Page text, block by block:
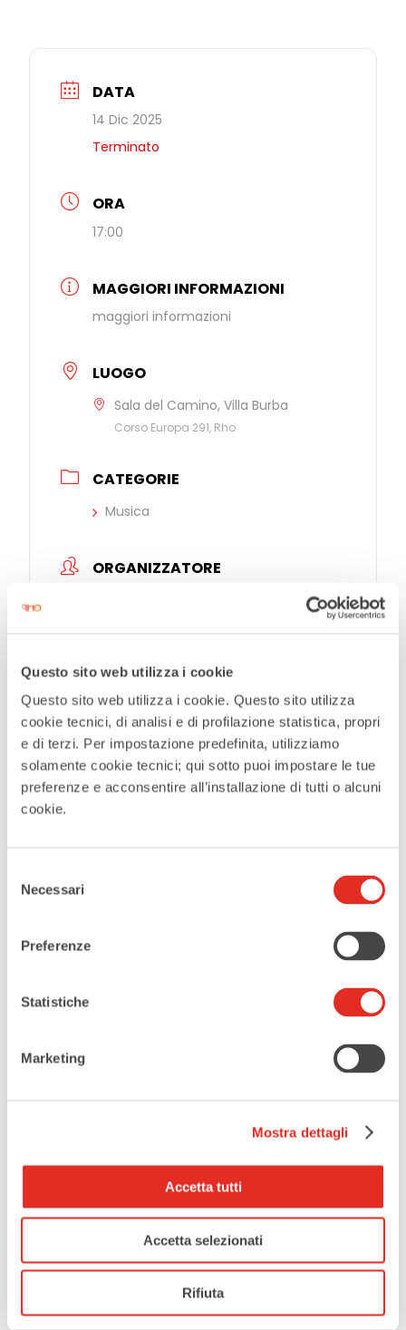
Questo sito web utilizza i cookie
Questo sito web utilizza i cookie. Questo sito utilizza
cookie tecnici, di analisi e di profilazione statistica, propri
e di terzi. Per impostazione predefinita, utilizziamo
solamente cookie tecnici; qui sotto puoi impostare le tue
preferenze e acconsentire all’installazione di tutti o alcuni
cookie.
delNecessari
Preferenze
Statistiche
Marketing
Mostra dettagli
Accetta tutti
Accetta selezionati
Rifiuta
DATA
14 Dic 2025
Terminato
ORA
17:00
MAGGIORI INFORMAZIONI
maggiori informazioni
LUOGO
Sala del Camino, Villa Burba
Corso Europa 291, Rho
CATEGORIE
Musica
ORGANIZZATORE
Accademia musicale Stabat Mater
Tags: ACCADEMIA MUSICALE STABAT MATER ,
CONCERTO DI NATALE , SALA DEL CAMINO ,
VILLA BURBA